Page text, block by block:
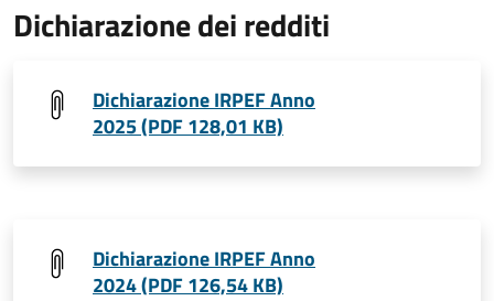
Dichiarazione dei redditi
Dichiarazione IRPEF Anno
2025 (PDF 128,01 KB)
Dichiarazione IRPEF Anno
2024 (PDF 126,54 KB)